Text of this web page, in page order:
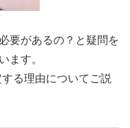
要があるの？と疑問を
ます。
る理由についてご説